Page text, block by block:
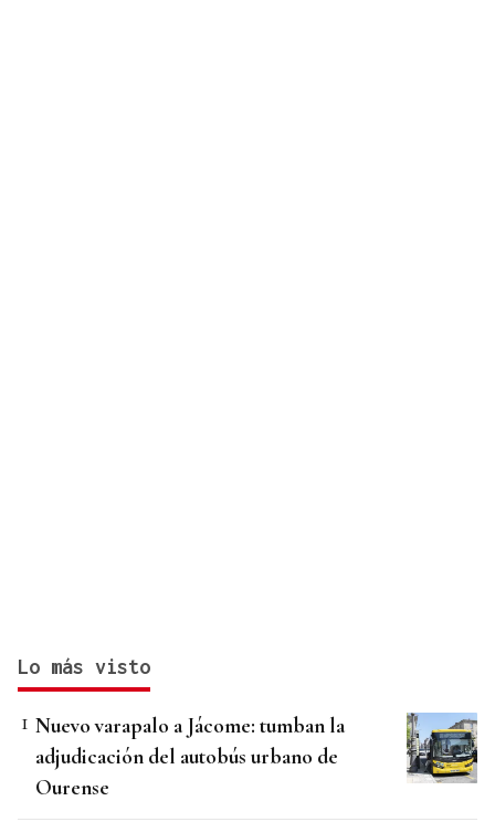
Lo más visto
Nuevo varapalo a Jácome: tumban la
adjudicación del autobús urbano de
Ourense